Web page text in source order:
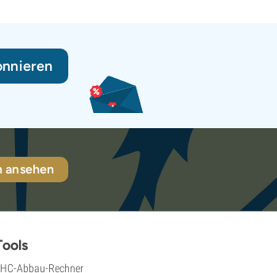
ansehen
Abbau-Rechner